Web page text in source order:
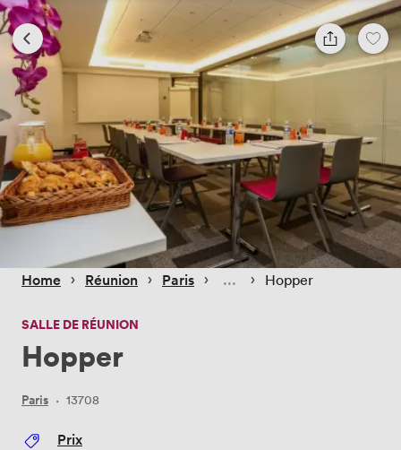
Home › Réunion › Paris › › Hopper
SALLE DE RÉUNION
Hopper
Paris · 13708
Prix